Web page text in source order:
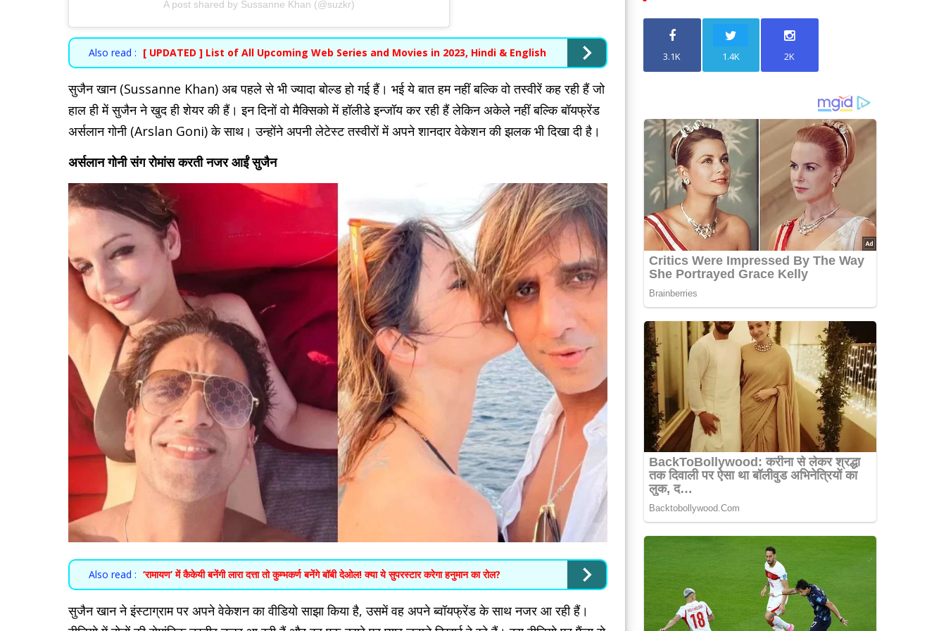
A post shared by Sussanne Khan (@suzkr)
Also read : [ UPDATED ] List of All Upcoming Web Series and Movies in 2023, Hindi & English
सुजैन खान (Sussanne Khan) अब पहले से भी ज्यादा बोल्ड हो गई हैं। भई ये बात हम नहीं बल्कि वो तस्वीरें कह रही हैं जो
हाल ही में सुजैन ने खुद ही शेयर की हैं। इन दिनों वो मैक्सिको में हॉलीडे इन्जॉय कर रही हैं लेकिन अकेले नहीं बल्कि बॉयफ्रेंड
अर्सलान गोनी (Arslan Goni) के साथ। उन्होंने अपनी लेटेस्ट तस्वीरों में अपने शानदार वेकेशन की झलक भी दिखा दी है।
अर्सलान गोनी संग रोमांस करती नजर आईं सुजैन
Also read : ‘रामायण’ में कैकेयी बनेंगी लारा दत्ता तो कुम्भकर्ण बनेंगे बॉबी देओल! क्या ये सुपरस्टार करेगा हनुमान का रोल?
सुजैन खान ने इंस्टाग्राम पर अपने वेकेशन का वीडियो साझा किया है, उसमें वह अपने ब्वॉयफ्रेंड के साथ नजर आ रही हैं।
3.1K 1.4K 2K